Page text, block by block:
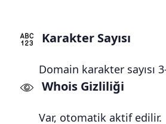
Karakter Sayısı
Domain karakter sayısı
Whois Gizliliği
Var, otomatik aktif edilir.